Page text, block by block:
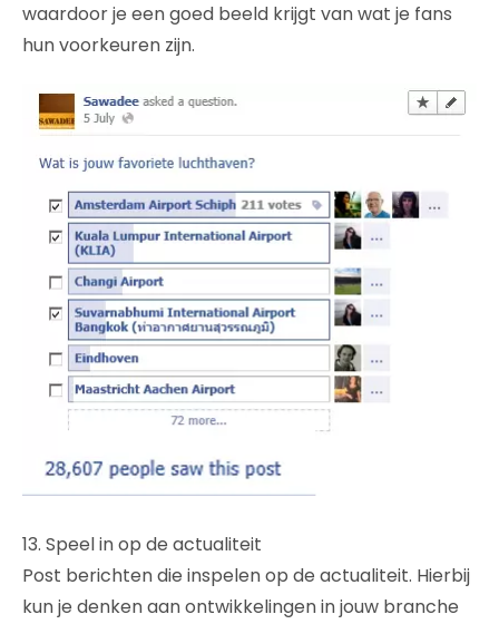
waardoor je een goed beeld krijgt van wat je fans
hun voorkeuren zijn.
13. Speel in op de actualiteit
Post berichten die inspelen op de actualiteit. Hierbij
kun je denken aan ontwikkelingen in jouw branche